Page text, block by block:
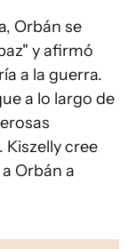
Orbán se
y afirmó
a la guerra.
a lo largo de
cree
Orbán a